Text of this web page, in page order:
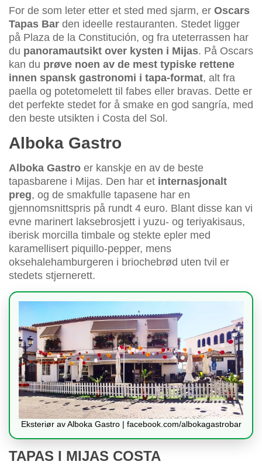
For de som leter etter et sted med sjarm, er Oscars
Tapas Bar den ideelle restauranten. Stedet ligger
på Plaza de la Constitución, og fra uteterrassen har
du panoramautsikt over kysten i Mijas. På Oscars
kan du prøve noen av de mest typiske rettene
innen spansk gastronomi i tapa-format, alt fra
paella og potetomelett til fabes eller bravas. Dette er
det perfekte stedet for å smake en god sangría, med
den beste utsikten i Costa del Sol.
Alboka Gastro
Alboka Gastro er kanskje en av de beste
tapasbarene i Mijas. Den har et internasjonalt
preg, og de smakfulle tapasene har en
gjennomsnittspris på rundt 4 euro. Blant disse kan vi
evne marinert laksebrosjett i yuzu- og teriyakisaus,
iberisk morcilla timbale og stekte epler med
karamellisert piquillo-pepper, mens
oksehalehamburgeren i briochebrød uten tvil er
stedets stjernerett.
Eksteriør av Alboka Gastro | facebook.com/albokagastrobar
TAPAS I MIJAS COSTA